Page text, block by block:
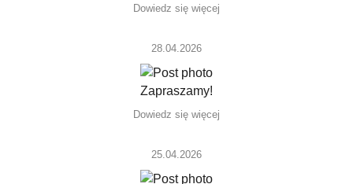
Dowiedz się więcej
28.04.2026
Zapraszamy!
Dowiedz się więcej
25.04.2026